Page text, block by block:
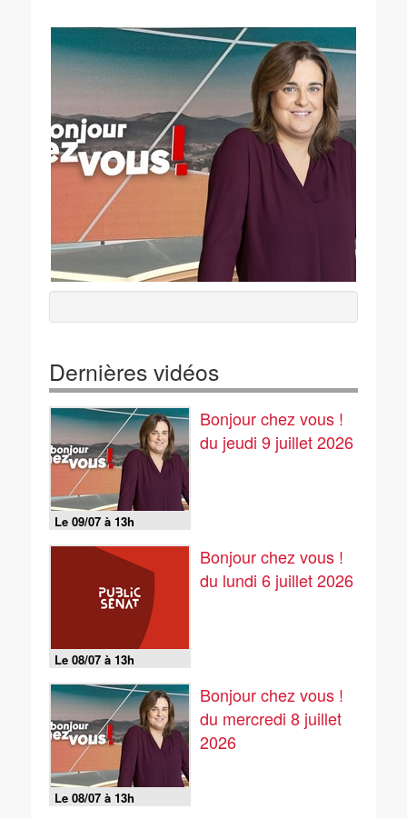
Dernières vidéos
Le 09/07 à 13h
Bonjour chez vous !
du jeudi 9 juillet 2026
Le 08/07 à 13h
Bonjour chez vous !
du lundi 6 juillet 2026
Le 08/07 à 13h
Bonjour chez vous !
du mercredi 8 juillet
2026